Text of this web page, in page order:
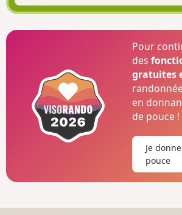
Pour
des
gratuites
en
de pouce !
Je
pouce